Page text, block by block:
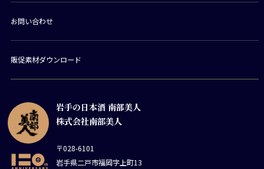
岩手の日本酒 南部美人
株式会社南部美人
〒028-6101
岩手県二戸市福岡字上町13
お問い合わせ
販促素材ダウンロード